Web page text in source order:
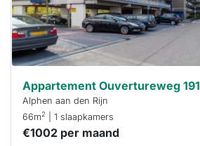
Appartement Ouvertureweg 191
Alphen aan den Rijn
66m2 | 1 slaapkamers
€1002 per maand